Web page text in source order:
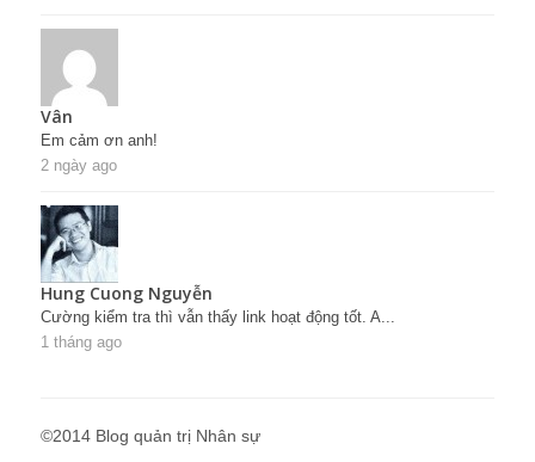
Vân
Em cảm ơn anh!
2 ngày ago
Hung Cuong Nguyễn
Cường kiểm tra thì vẫn thấy link hoạt động tốt. A...
1 tháng ago
©2014 Blog quản trị Nhân sự